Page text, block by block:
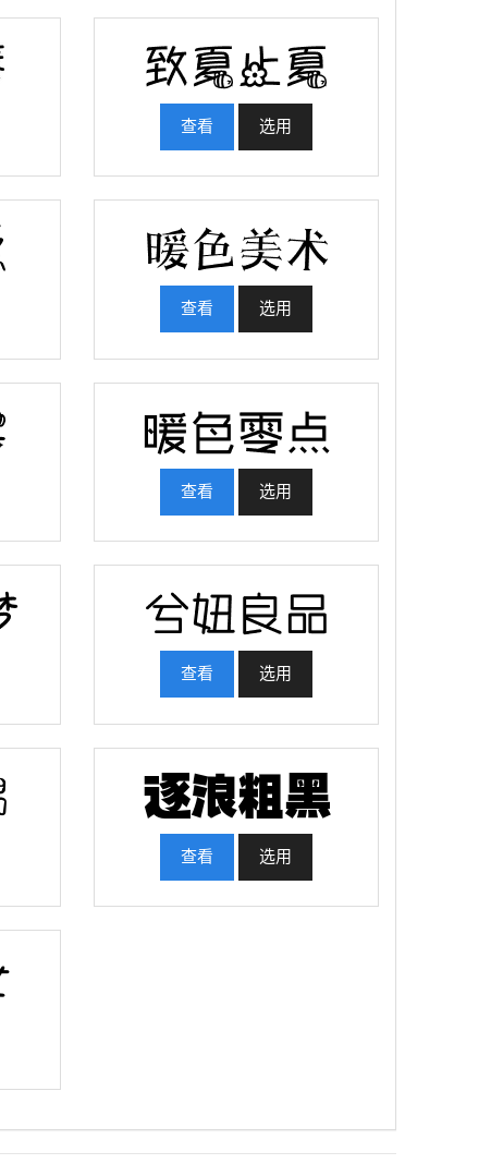
查看 选用
查看 选用
查看 选用
查看 选用
查看 选用